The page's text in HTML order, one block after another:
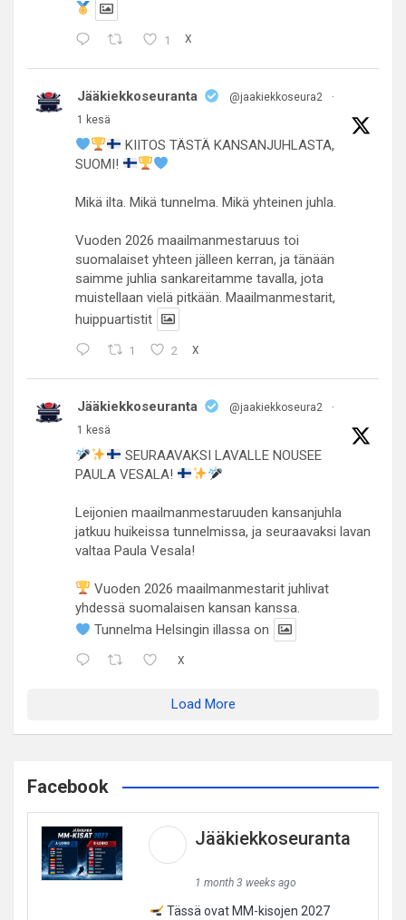
1 X
Jääkiekkoseuranta @jaakiekkoseura2
·
1 kesä
KIITOS TÄSTÄ KANSANJUHLASTA,
SUOMI!
Mikä ilta. Mikä tunnelma. Mikä yhteinen juhla.
Vuoden 2026 maailmanmestaruus toi
suomalaiset yhteen jälleen kerran, ja tänään
saimme juhlia sankareitamme tavalla, jota
muistellaan vielä pitkään. Maailmanmestarit,
huippuartistit
1 2 X
Jääkiekkoseuranta @jaakiekkoseura2
·
1 kesä
SEURAAVAKSI LAVALLE NOUSEE
PAULA VESALA!
Leijonien maailmanmestaruuden kansanjuhla
jatkuu huikeissa tunnelmissa, ja seuraavaksi lavan
valtaa Paula Vesala!
Vuoden 2026 maailmanmestarit juhlivat
yhdessä suomalaisen kansan kanssa.
Tunnelma Helsingin illassa on
X
Load More
Facebook
Jääkiekkoseuranta
1 month 3 weeks ago
Tässä ovat MM-kisojen 2027